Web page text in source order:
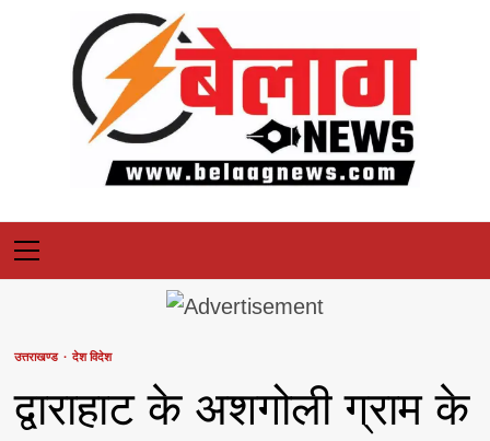
Primary
Menu
उत्तराखण्ड देश विदेश
द्वाराहाट के अशगोली ग्राम के